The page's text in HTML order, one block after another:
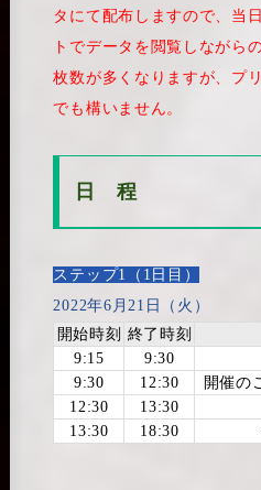
タにて配布しますので、当
トでデータを閲覧しながら
枚数が多くなりますが、プ
でも構いません。
日 程
ステップ1（1日目）
2022年6月21日（火）
開始時刻 終了時刻
9:15
9:30
9:30
12:30
開催の
12:30
13:30
13:30
18:30